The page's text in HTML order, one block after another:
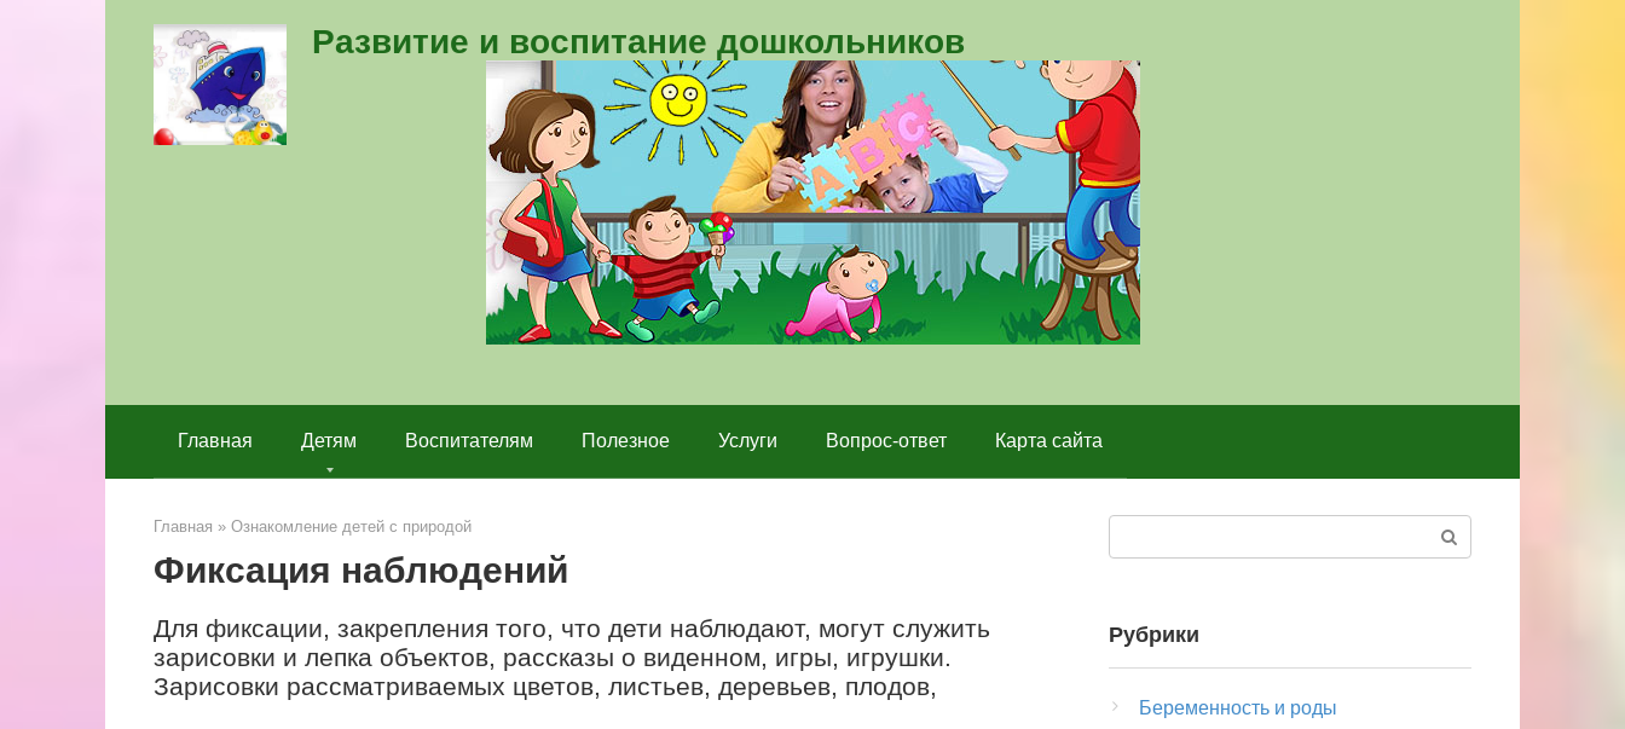
Развитие и воспитание дошкольников
Главная Детям Воспитателям Полезное Услуги Вопрос-ответ Карта сайта
Главная » Ознакомление детей с природой
Фиксация наблюдений
Для фиксации, закрепления того, что дети наблюдают, могут служить
зарисовки и лепка объектов, рассказы о виденном, игры, игрушки.
Зарисовки рассматриваемых цветов, листьев, деревьев, плодов,
Рубрики
Беременность и роды